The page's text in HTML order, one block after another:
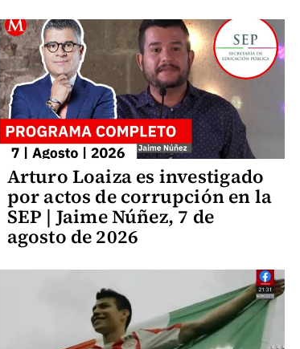
Arturo Loaiza es investigado
por actos de corrupción en la
SEP | Jaime Núñez, 7 de
agosto de 2026